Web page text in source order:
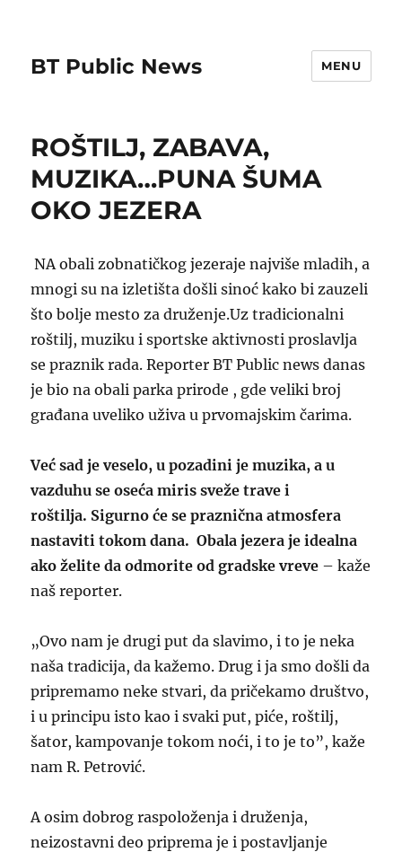
BT Public News MENU
ROŠTILJ, ZABAVA,
MUZIKA…PUNA ŠUMA
OKO JEZERA
NA obali zobnatičkog jezeraje najviše mladih, a
mnogi su na izletišta došli sinoć kako bi zauzeli
što bolje mesto za druženje.Uz tradicionalni
roštilj, muziku i sportske aktivnosti proslavlja
se praznik rada. Reporter BT Public news danas
je bio na obali parka prirode , gde veliki broj
građana uveliko uživa u prvomajskim čarima.
Već sad je veselo, u pozadini je muzika, a u
vazduhu se oseća miris sveže trave i
roštilja. Sigurno će se praznična atmosfera
nastaviti tokom dana. Obala jezera je idealna
ako želite da odmorite od gradske vreve – kaže
naš reporter.
„Ovo nam je drugi put da slavimo, i to je neka
naša tradicija, da kažemo. Drug i ja smo došli da
pripremamo neke stvari, da pričekamo društvo,
i u principu isto kao i svaki put, piće, roštilj,
šator, kampovanje tokom noći, i to je to”, kaže
nam R. Petrović.
A osim dobrog raspoloženja i druženja,
neizostavni deo priprema je i postavljanje